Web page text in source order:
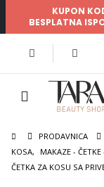
KUPON
BESPLATNA
PRODAVNICA
KOSA, MAKAZE - ČETKE
ČETKA ZA KOSU SA